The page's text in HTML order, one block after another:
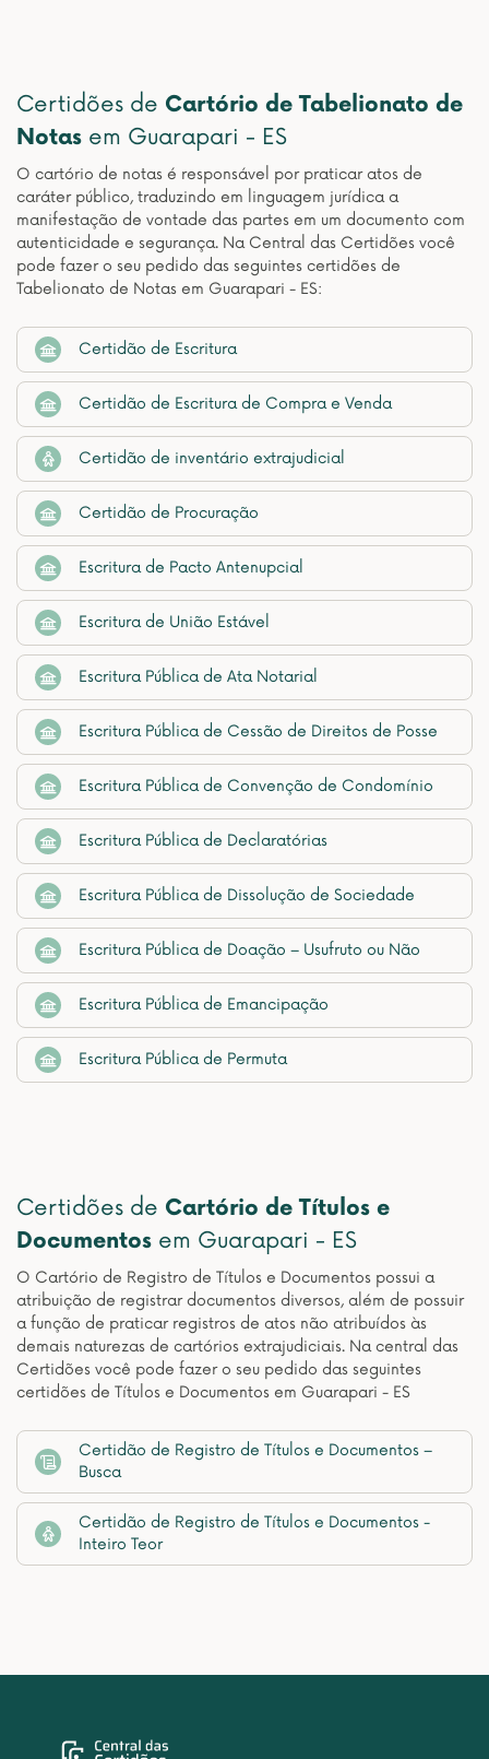
Certidões de Cartório de Tabelionato de
Notas em Guarapari - ES
O cartório de notas é responsável por praticar atos de
caráter público, traduzindo em linguagem jurídica a
manifestação de vontade das partes em um documento com
autenticidade e segurança. Na Central das Certidões você
pode fazer o seu pedido das seguintes certidões de
Tabelionato de Notas em Guarapari - ES:
Certidão de Escritura
Certidão de Escritura de Compra e Venda
Certidão de inventário extrajudicial
Certidão de Procuração
Escritura de Pacto Antenupcial
Escritura de União Estável
Escritura Pública de Ata Notarial
Escritura Pública de Cessão de Direitos de Posse
Escritura Pública de Convenção de Condomínio
Escritura Pública de Declaratórias
Escritura Pública de Dissolução de Sociedade
Escritura Pública de Doação – Usufruto ou Não
Escritura Pública de Emancipação
Escritura Pública de Permuta
Certidões de Cartório de Títulos e
Documentos em Guarapari - ES
O Cartório de Registro de Títulos e Documentos possui a
atribuição de registrar documentos diversos, além de possuir
a função de praticar registros de atos não atribuídos às
demais naturezas de cartórios extrajudiciais. Na central das
Certidões você pode fazer o seu pedido das seguintes
certidões de Títulos e Documentos em Guarapari - ES
Certidão de Registro de Títulos e Documentos –
Busca
Certidão de Registro de Títulos e Documentos -
Inteiro Teor